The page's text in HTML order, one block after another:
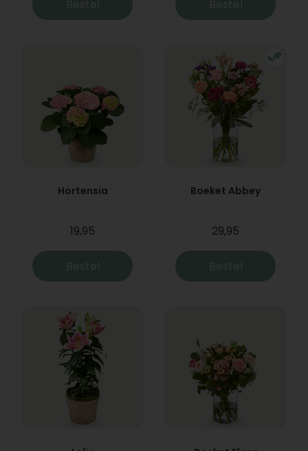
Bestel Bestel
Hortensia
19,95
Bestel
Boeket Abbey
29,95
Bestel